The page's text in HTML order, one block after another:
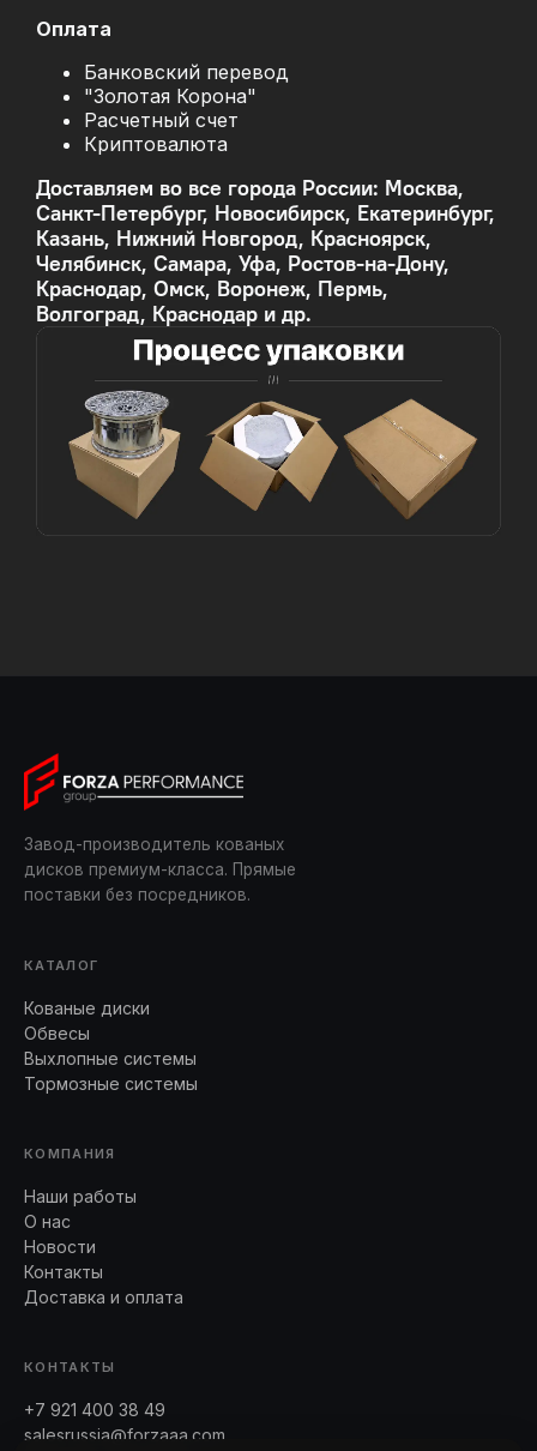
Оплата
Банковский перевод
"Золотая Корона"
Расчетный счет
Криптовалюта
Доставляем во все города России: Москва,
Санкт-Петербург, Новосибирск, Екатеринбург,
Казань, Нижний Новгород, Красноярск,
Челябинск, Самара, Уфа, Ростов-на-Дону,
Краснодар, Омск, Воронеж, Пермь,
Волгоград, Краснодар и др.
Завод-производитель кованых
дисков премиум-класса. Прямые
поставки без посредников.
КАТАЛОГ
Кованые диски
Обвесы
Выхлопные системы
Тормозные системы
КОМПАНИЯ
Наши работы
О нас
Новости
Контакты
Доставка и оплата
КОНТАКТЫ
+7 921 400 38 49
salesrussia@forzaaa.com